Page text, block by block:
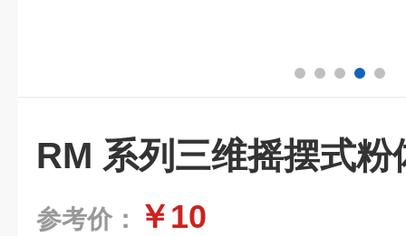
RM 系列三维摇摆式粉
参考价： ￥10